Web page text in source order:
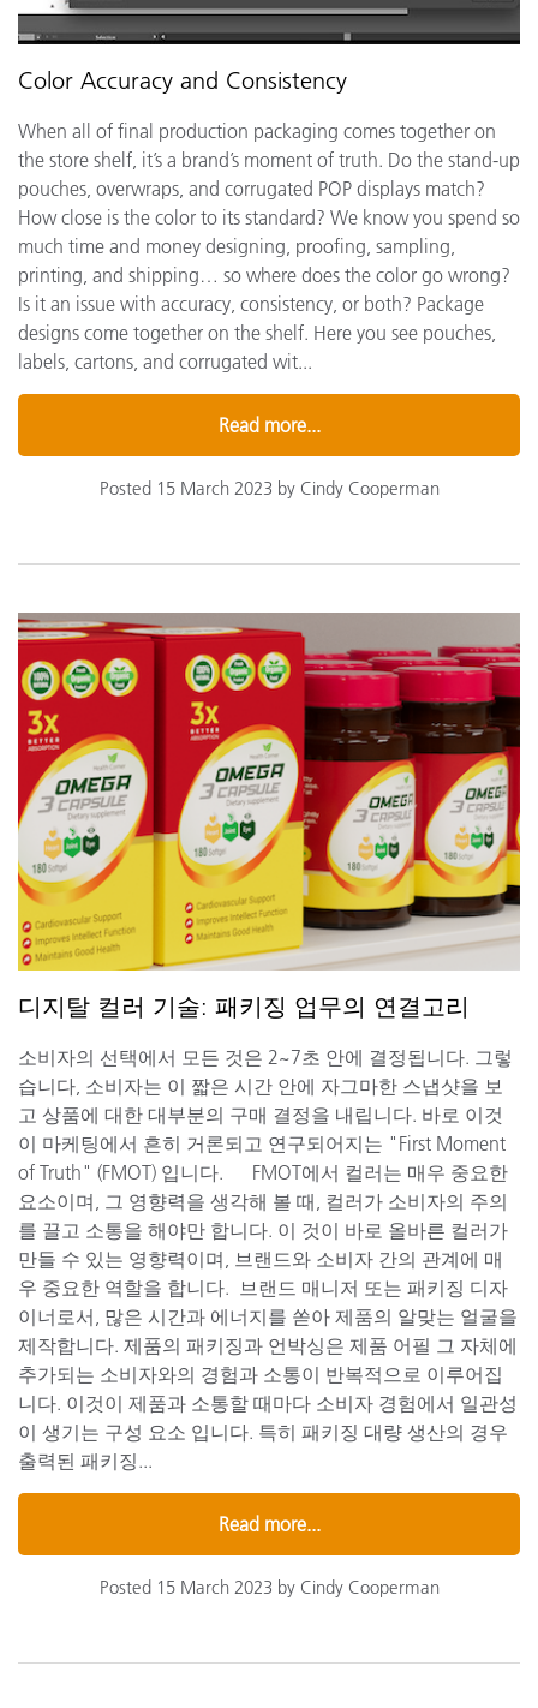
Color Accuracy and Consistency
When all of final production packaging comes together on
the store shelf, it’s a brand’s moment of truth. Do the stand-up
pouches, overwraps, and corrugated POP displays match?
How close is the color to its standard? We know you spend so
much time and money designing, proofing, sampling,
printing, and shipping… so where does the color go wrong?
Is it an issue with accuracy, consistency, or both? Package
designs come together on the shelf. Here you see pouches,
labels, cartons, and corrugated wit...
Read more...
Posted 15 March 2023 by Cindy Cooperman
디지탈 컬러 기술: 패키징 업무의 연결고리
소비자의 선택에서 모든 것은 2~7초 안에 결정됩니다. 그렇
습니다, 소비자는 이 짧은 시간 안에 자그마한 스냅샷을 보
고 상품에 대한 대부분의 구매 결정을 내립니다. 바로 이것
이 마케팅에서 흔히 거론되고 연구되어지는 "First Moment
of Truth" (FMOT) 입니다. FMOT에서 컬러는 매우 중요한
요소이며, 그 영향력을 생각해 볼 때, 컬러가 소비자의 주의
를 끌고 소통을 해야만 합니다. 이 것이 바로 올바른 컬러가
만들 수 있는 영향력이며, 브랜드와 소비자 간의 관계에 매
우 중요한 역할을 합니다. 브랜드 매니저 또는 패키징 디자
이너로서, 많은 시간과 에너지를 쏟아 제품의 알맞는 얼굴을
제작합니다. 제품의 패키징과 언박싱은 제품 어필 그 자체에
추가되는 소비자와의 경험과 소통이 반복적으로 이루어집
니다. 이것이 제품과 소통할 때마다 소비자 경험에서 일관성
이 생기는 구성 요소 입니다. 특히 패키징 대량 생산의 경우
출력된 패키징...
Read more...
Posted 15 March 2023 by Cindy Cooperman